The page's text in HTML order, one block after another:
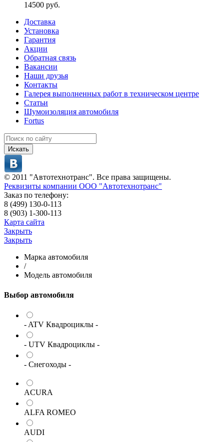
14500 руб.
Доставка
Установка
Гарантия
Акции
Обратная связь
Вакансии
Наши друзья
Контакты
Галерея выполненных работ в техническом центре
Статьи
Шумоизоляция автомобиля
Fortus
Искать
© 2011 "Автотехнотранс". Все права защищены.
Реквизиты компании ООО "Автотехнотранс"
Заказ по телефону:
8 (499) 130-0-113
8 (903) 1-300-113
Карта сайта
Закрыть
Закрыть
Марка автомобиля
/
Модель автомобиля
Выбор автомобиля
- ATV Квадроциклы -
- UTV Квадроциклы -
- Снегоходы -
ACURA
ALFA ROMEO
AUDI